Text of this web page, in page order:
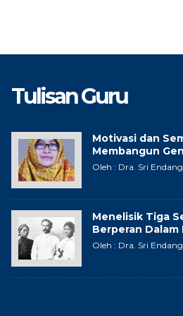
Tulisan Guru
Motivasi dan
Membangun
Oleh : Dra. Sri
Menelisik Tiga
Berperan Dalam
Oleh : Dra. Sri